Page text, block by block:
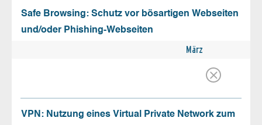
Safe Browsing: Schutz vor bösartigen Webseiten
und/oder Phishing-Webseiten
März
VPN: Nutzung eines Virtual Private Network zum